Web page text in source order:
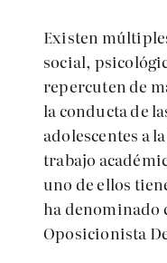
Existen
social,
repercuten de
la conducta de
adolescentes a
trabajo
uno de ellos
ha denominado
Oposicionista